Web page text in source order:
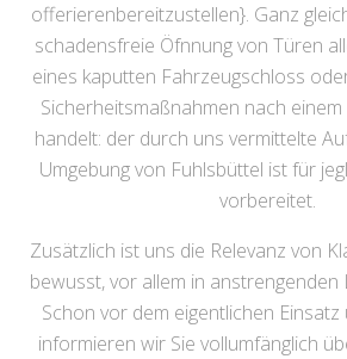
offerierenbereitzustellen}. Ganz
schadensfreie Öfnnung von Türen
eines kaputten Fahrzeugschloss
Sicherheitsmaßnahmen nach
handelt: der durch uns vermittelte
Umgebung von Fuhlsbüttel ist für
vorbereitet.
Zusätzlich ist uns die Relevanz von
bewusst, vor allem in anstrengenden
Schon vor dem eigentlichen
informieren wir Sie vollumfänglich